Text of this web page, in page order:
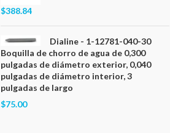
$388.84
Dialine - 1-12781-040-30
Boquilla de chorro de agua de 0,300
pulgadas de diámetro exterior, 0,040
pulgadas de diámetro interior, 3
pulgadas de largo
$75.00